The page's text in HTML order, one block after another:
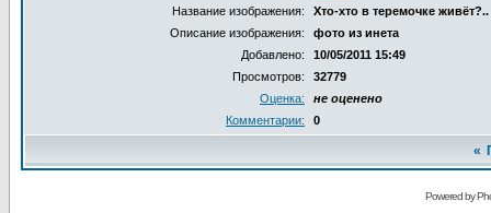
Название изображения:
Хто-хто в теремочке живёт?..
Описание изображения:
фото из инета
Добавлено:
10/05/2011 15:49
Просмотров:
32779
Оценка:
не оценено
Комментарии:
0
«
Powered by